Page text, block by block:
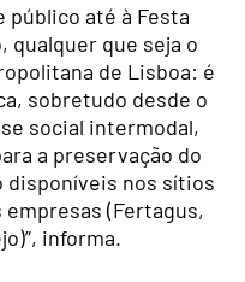
público até à Festa
qualquer que seja o
de Lisboa: é
sobretudo desde o
social intermodal,
a preservação do
disponíveis nos sítios
(Fertagus,
informa.